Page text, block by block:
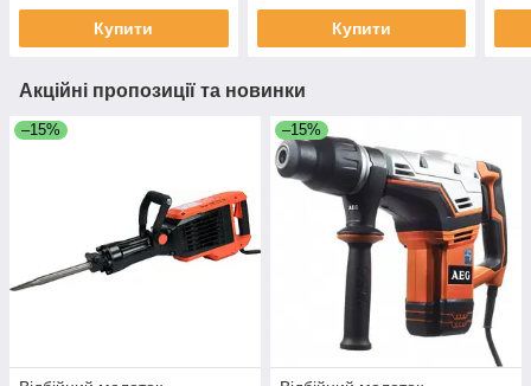
Купити Купити
Акційні пропозиції та новинки
–15% –15%